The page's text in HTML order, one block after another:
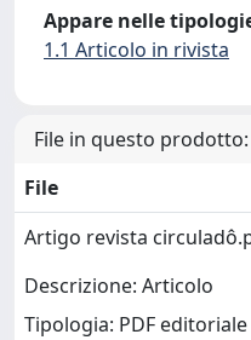
Appare nelle
1.1 Articolo in rivista
File in questo prodotto:
File
Artigo revista
Descrizione: Articolo
Tipologia: PDF editoriale